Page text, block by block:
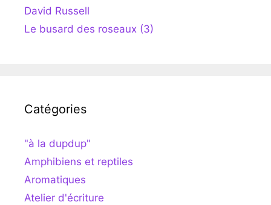
David Russell
Le busard des roseaux (3)
Catégories
"à la dupdup"
Amphibiens et reptiles
Aromatiques
Atelier d'écriture